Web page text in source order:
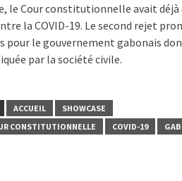
le Cour constitutionnelle avait
la COVID-19. Le second rejet
pour le gouvernement gabonais
par la société civile.
ACCUEIL
SHOWCASE
CONSTITUTIONNELLE COVID-19